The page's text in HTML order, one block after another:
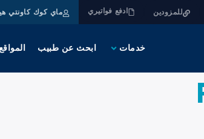
للمزودين ادفع فواتيري ماي كوك كاونتي
خدمات ابحث عن طبيب